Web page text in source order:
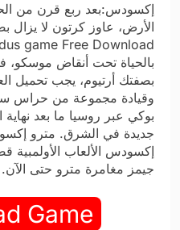
إكسودس:بعد ربع قرن من
الأرض، عاوز كرتون لا يزال
game Free Download
بالحياة تحت أنقاض موسكو،
بصفتك أرتيوم، يجب تحميل
وقيادة مجموعة من حراس
بوكي عبر روسيا ما بعد نهاية
جديدة في الشرق. مترو
إكسودس الألعاب
جيمز مغامرة مترو حتى الآن.
Game